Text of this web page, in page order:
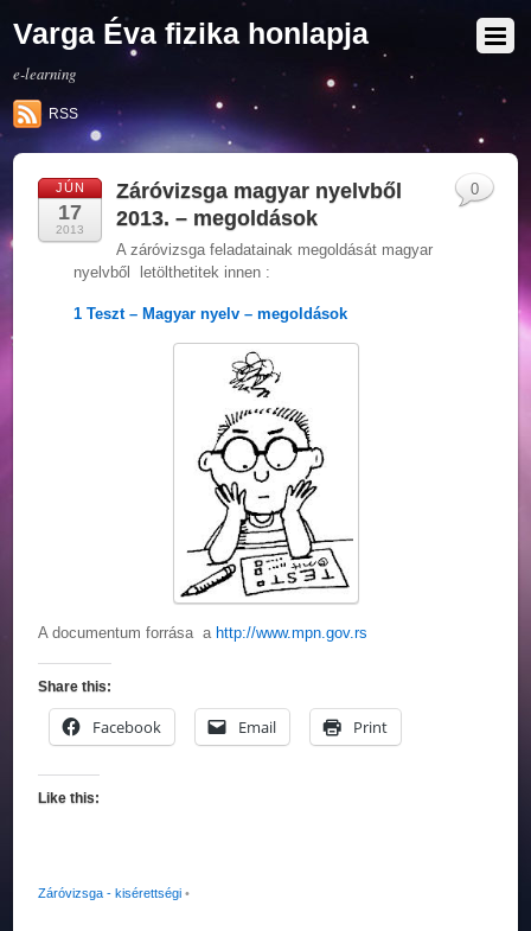
Varga Éva fizika honlapja
e-learning
RSS
JÚN
17
2013
Záróvizsga magyar nyelvből
2013. – megoldások
A záróvizsga feladatainak megoldását magyar
nyelvből letölthetitek innen :
1 Teszt – Magyar nyelv – megoldások
A documentum forrása a http://www.mpn.gov.rs
Share this:
Facebook Email Print
Like this:
Záróvizsga - kisérettségi •
0